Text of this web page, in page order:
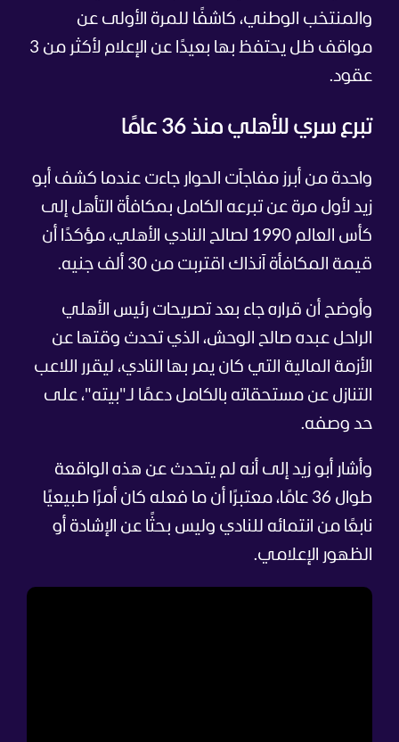
والمنتخب الوطني، كاشفًا للمرة الأولى عن
مواقف ظل يحتفظ بها بعيدًا عن الإعلام لأكثر من 3
عقود.
تبرع سري للأهلي منذ 36 عامًا
واحدة من أبرز مفاجآت الحوار جاءت عندما كشف أبو
زيد لأول مرة عن تبرعه الكامل بمكافأة التأهل إلى
كأس العالم 1990 لصالح النادي الأهلي، مؤكدًا أن
قيمة المكافأة آنذاك اقتربت من 30 ألف جنيه.
وأوضح أن قراره جاء بعد تصريحات رئيس الأهلي
الراحل عبده صالح الوحش، الذي تحدث وقتها عن
الأزمة المالية التي كان يمر بها النادي، ليقرر اللاعب
التنازل عن مستحقاته بالكامل دعمًا لـ"بيته"، على
حد وصفه.
وأشار أبو زيد إلى أنه لم يتحدث عن هذه الواقعة
طوال 36 عامًا، معتبرًا أن ما فعله كان أمرًا طبيعيًا
نابعًا من انتمائه للنادي وليس بحثًا عن الإشادة أو
الظهور الإعلامي.